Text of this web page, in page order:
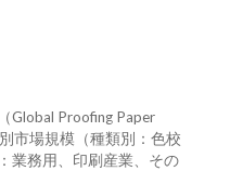
Global Proofing Paper
市場規模（種類別：色校
業務用、印刷産業、その